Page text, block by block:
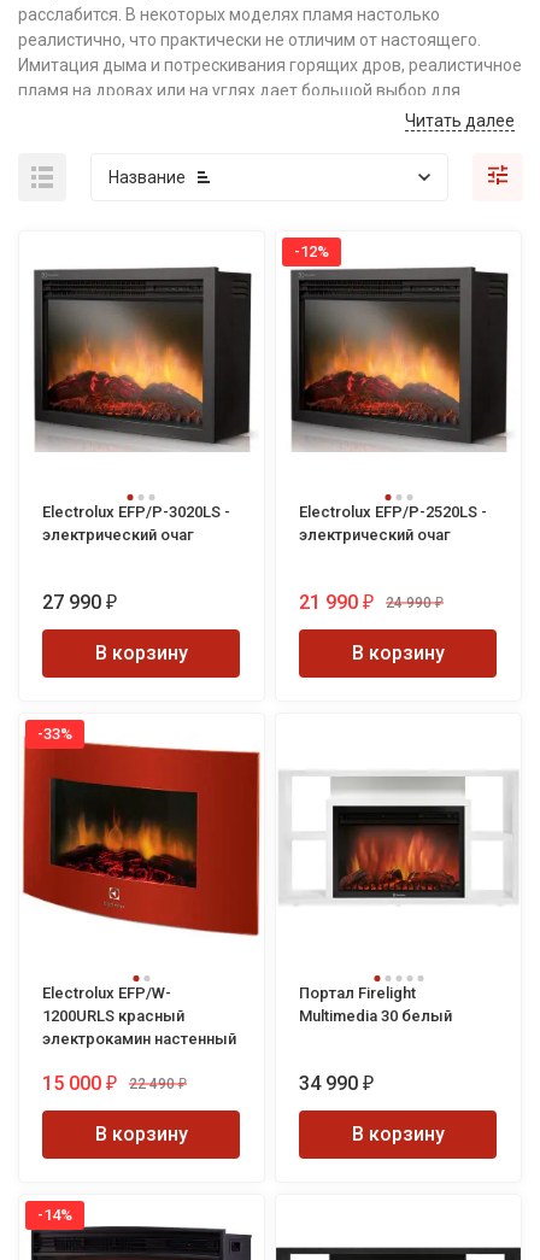
расслабится. В некоторых моделях пламя настолько
реалистично, что практически не отличим от настоящего.
Имитация дыма и потрескивания горящих дров, реалистичное
пламя на дровах или на углях дает большой выбор для
Ультразвуковой увлажнитель с водяным паром и подсветкой,
портала может быть изготовлена из дерева, камня, металла,
искусственного камня, натурального мрамора. Дизайн может
быть, как классический так и современный хай-тек.
Габариты электрических каминов могут отличатся по размеру,
существуют вертикальные , прямоугольные панели с узким
дизайном, широкие топки для размещения на стене, а также
отдельно стоящие очаги без портала , которые можно
установить в любую нишу или проем. Они могут быть с
Читать далее
Название
Electrolux EFP/P-3020LS -
электрический очаг
27 990 ₽
В корзину
-12%
Electrolux EFP/P-2520LS -
электрический очаг
21 990 ₽ 24 990 ₽
В корзину
-33%
Electrolux EFP/W-
1200URLS красный
электрокамин настенный
15 000 ₽ 22 490 ₽
В корзину
Портал Firelight
Multimedia 30 белый
34 990 ₽
В корзину
-14%